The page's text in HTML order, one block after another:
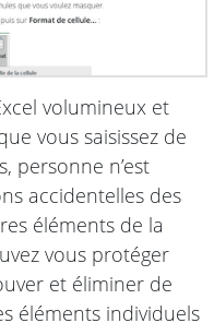
volumineux et
vous saisissez de
personne n’est
accidentelles des
éléments de la
vous protéger
et éliminer de
éléments individuels